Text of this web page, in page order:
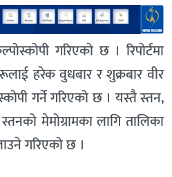
गरिएको छ । रिपोर्टमा
हरेक वुधबार र शुक्रबार वीर
गर्ने गरिएको छ । यस्तै स्तन,
मेमोग्रामका लागि तालिका
गरिएको छ ।